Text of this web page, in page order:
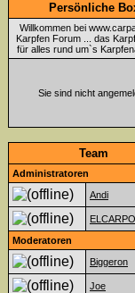
Persönliche
Willkommen bei
Karpfen Forum ... das
für alles rund um`s
Sie sind nicht
Team
Administratoren
Andi
ELCARPO
Moderatoren
Biggeron
Joe